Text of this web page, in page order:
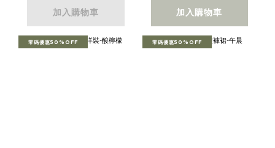
加入購物車 加入購物車
零碼優惠50%OFF 零碼優惠50%OFF